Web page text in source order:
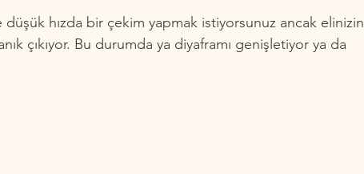
düşük hızda bir çekim yapmak istiyorsunuz ancak elinizin
çıkıyor. Bu durumda ya diyaframı genişletiyor ya da